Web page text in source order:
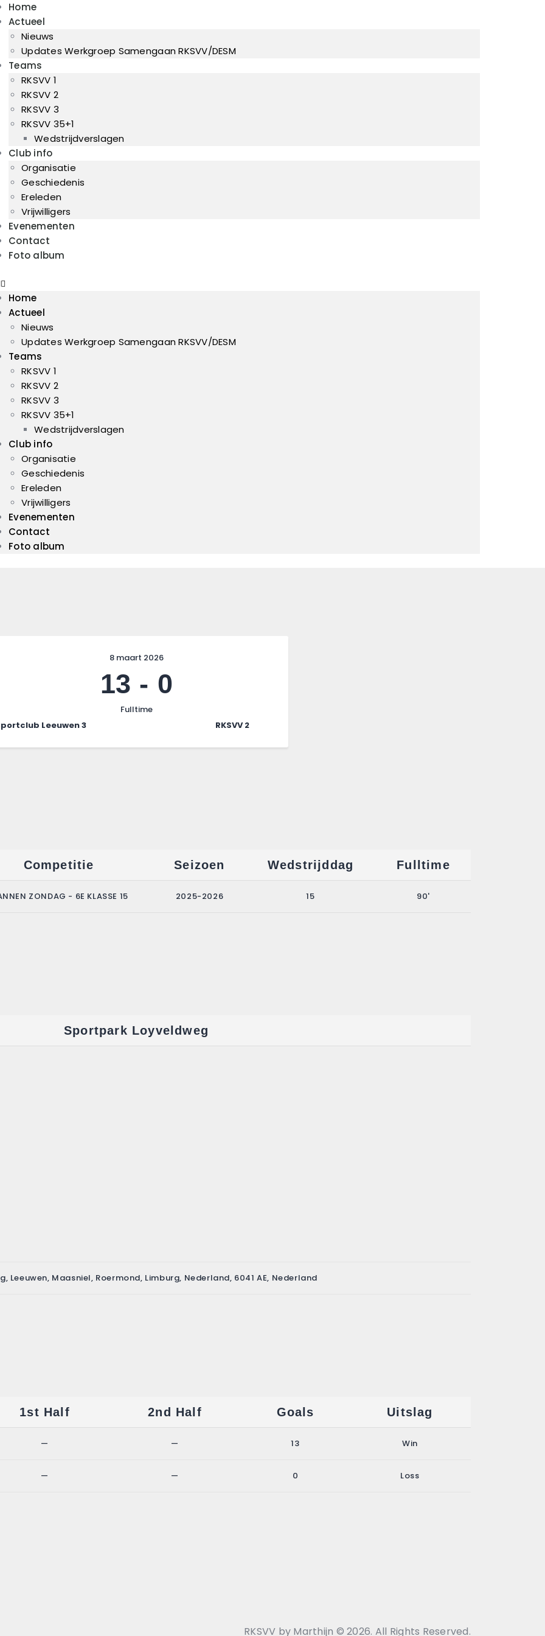
Home
Actueel
Nieuws
Updates Werkgroep Samengaan RKSVV/DESM
Teams
RKSVV 1
RKSVV 2
RKSVV 3
RKSVV 35+1
Wedstrijdverslagen
Club info
Organisatie
Geschiedenis
Ereleden
Vrijwilligers
Evenementen
Contact
Foto album
Home
Actueel
Nieuws
Updates Werkgroep Samengaan RKSVV/DESM
Teams
RKSVV 1
RKSVV 2
RKSVV 3
RKSVV 35+1
Wedstrijdverslagen
Club info
Organisatie
Geschiedenis
Ereleden
Vrijwilligers
Evenementen
Contact
Foto album
RKSVV
Voetbalclub in Swartbroek
Home
Actueel
Teams
Club info
Evenementen
Contact
Foto album
Leeuwen 3 RKSVV 2
8 maart 2026
13 - 0
Fulltime
Competitie Seizoen Wedstrijddag Fulltime
ZONDAG - 6E KLASSE 15 2025-2026 15 90'
Sportpark Loyveldweg
Leeuwen, Maasniel, Roermond, Limburg, Nederland, 6041 AE, Nederland
1st Half 2nd Half Goals Uitslag
— — 13 Win
— — 0 Loss
RKSVV by Marthijn © 2026. All Rights Reserved.